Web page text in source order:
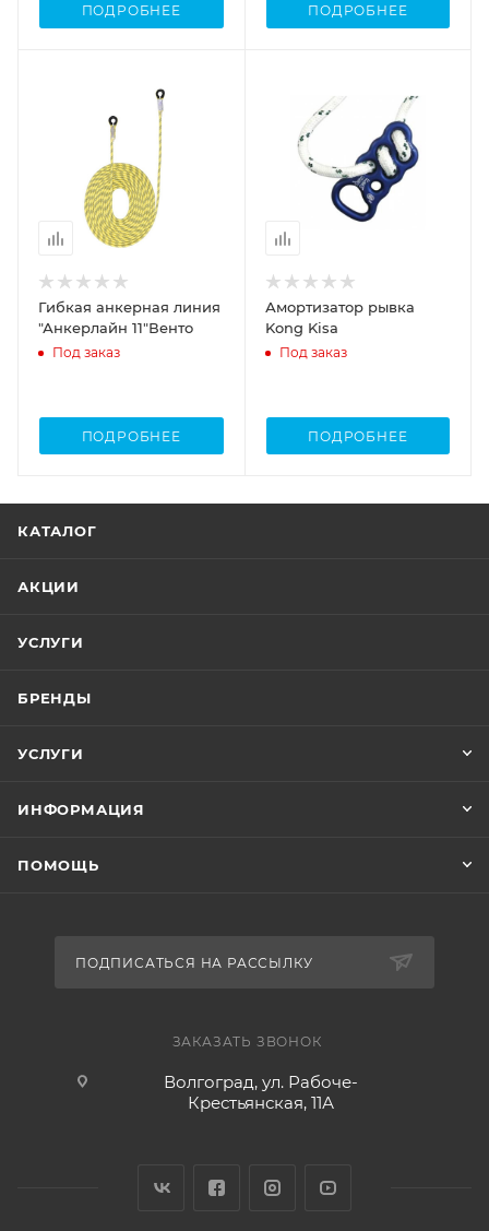
ПОДРОБНЕЕ ПОДРОБНЕЕ
Гибкая анкерная линия
"Анкерлайн 11"Венто
Под заказ
ПОДРОБНЕЕ
Амортизатор рывка
Kong Kisa
Под заказ
ПОДРОБНЕЕ
КАТАЛОГ
АКЦИИ
УСЛУГИ
БРЕНДЫ
УСЛУГИ
ИНФОРМАЦИЯ
ПОМОЩЬ
ПОДПИСАТЬСЯ НА РАССЫЛКУ
ЗАКАЗАТЬ ЗВОНОК
Волгоград, ул. Рабоче-
Крестьянская, 11А